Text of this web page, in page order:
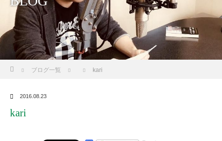
ブログ一覧 kari
2016.08.23
kari